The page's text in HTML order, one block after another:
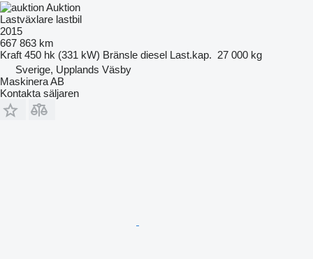
Auktion
Lastväxlare lastbil
2015
667 863 km
Kraft 450 hk (331 kW) Bränsle diesel Last.kap. 27 000 kg
Sverige, Upplands Väsby
Maskinera AB
Kontakta säljaren